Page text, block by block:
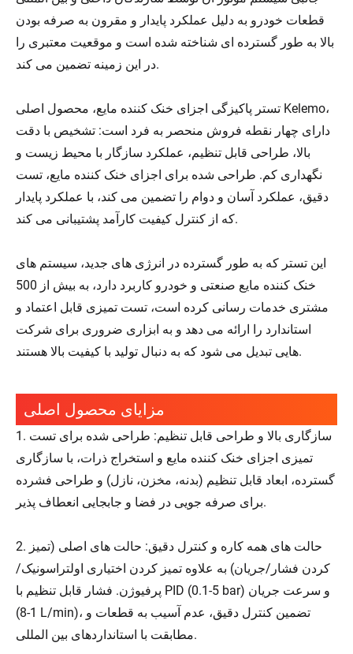
قطعات خودرو به دلیل عملکرد پایدار و مقرون به صرفه بودن
بالا به طور گسترده ای شناخته شده است و موقعیت معتبری را
در این زمینه تضمین می کند.
تستر پاکیزگی اجزای خنک کننده مایع، محصول اصلی Kelemo،
دارای چهار نقطه فروش منحصر به فرد است: تشخیص با دقت
بالا، طراحی قابل تنظیم، عملکرد سازگار با محیط زیست و
نگهداری کم. طراحی شده برای اجزای خنک کننده مایع، تست
دقیق، عملکرد آسان و دوام را تضمین می کند، با عملکرد پایدار
که از کنترل کیفیت کارآمد پشتیبانی می کند.
این تستر که به طور گسترده در انرژی های جدید، سیستم های
خنک کننده مایع صنعتی و خودرو کاربرد دارد، به بیش از 500
مشتری خدمات رسانی کرده است، تست تمیزی قابل اعتماد و
استاندارد را ارائه می دهد و به ابزاری ضروری برای شرکت
هایی تبدیل می شود که به دنبال تولید با کیفیت بالا هستند.
مزایای محصول اصلی
1. سازگاری بالا و طراحی قابل تنظیم: طراحی شده برای تست
تمیزی اجزای خنک کننده مایع و استخراج ذرات، با سازگاری
گسترده، ابعاد قابل تنظیم (بدنه، مخزن، نازل) و طراحی فشرده
برای صرفه جویی در فضا و جابجایی انعطاف پذیر.
2. حالت های همه کاره و کنترل دقیق: حالت های اصلی (تمیز
کردن فشار/جریان) به علاوه تمیز کردن اختیاری اولتراسونیک/
پرفیوژن. فشار قابل تنظیم با PID (0.1-5 bar) و سرعت جریان
(1-8 L/min)، تضمین کنترل دقیق، عدم آسیب به قطعات و
مطابقت با استانداردهای بین المللی.